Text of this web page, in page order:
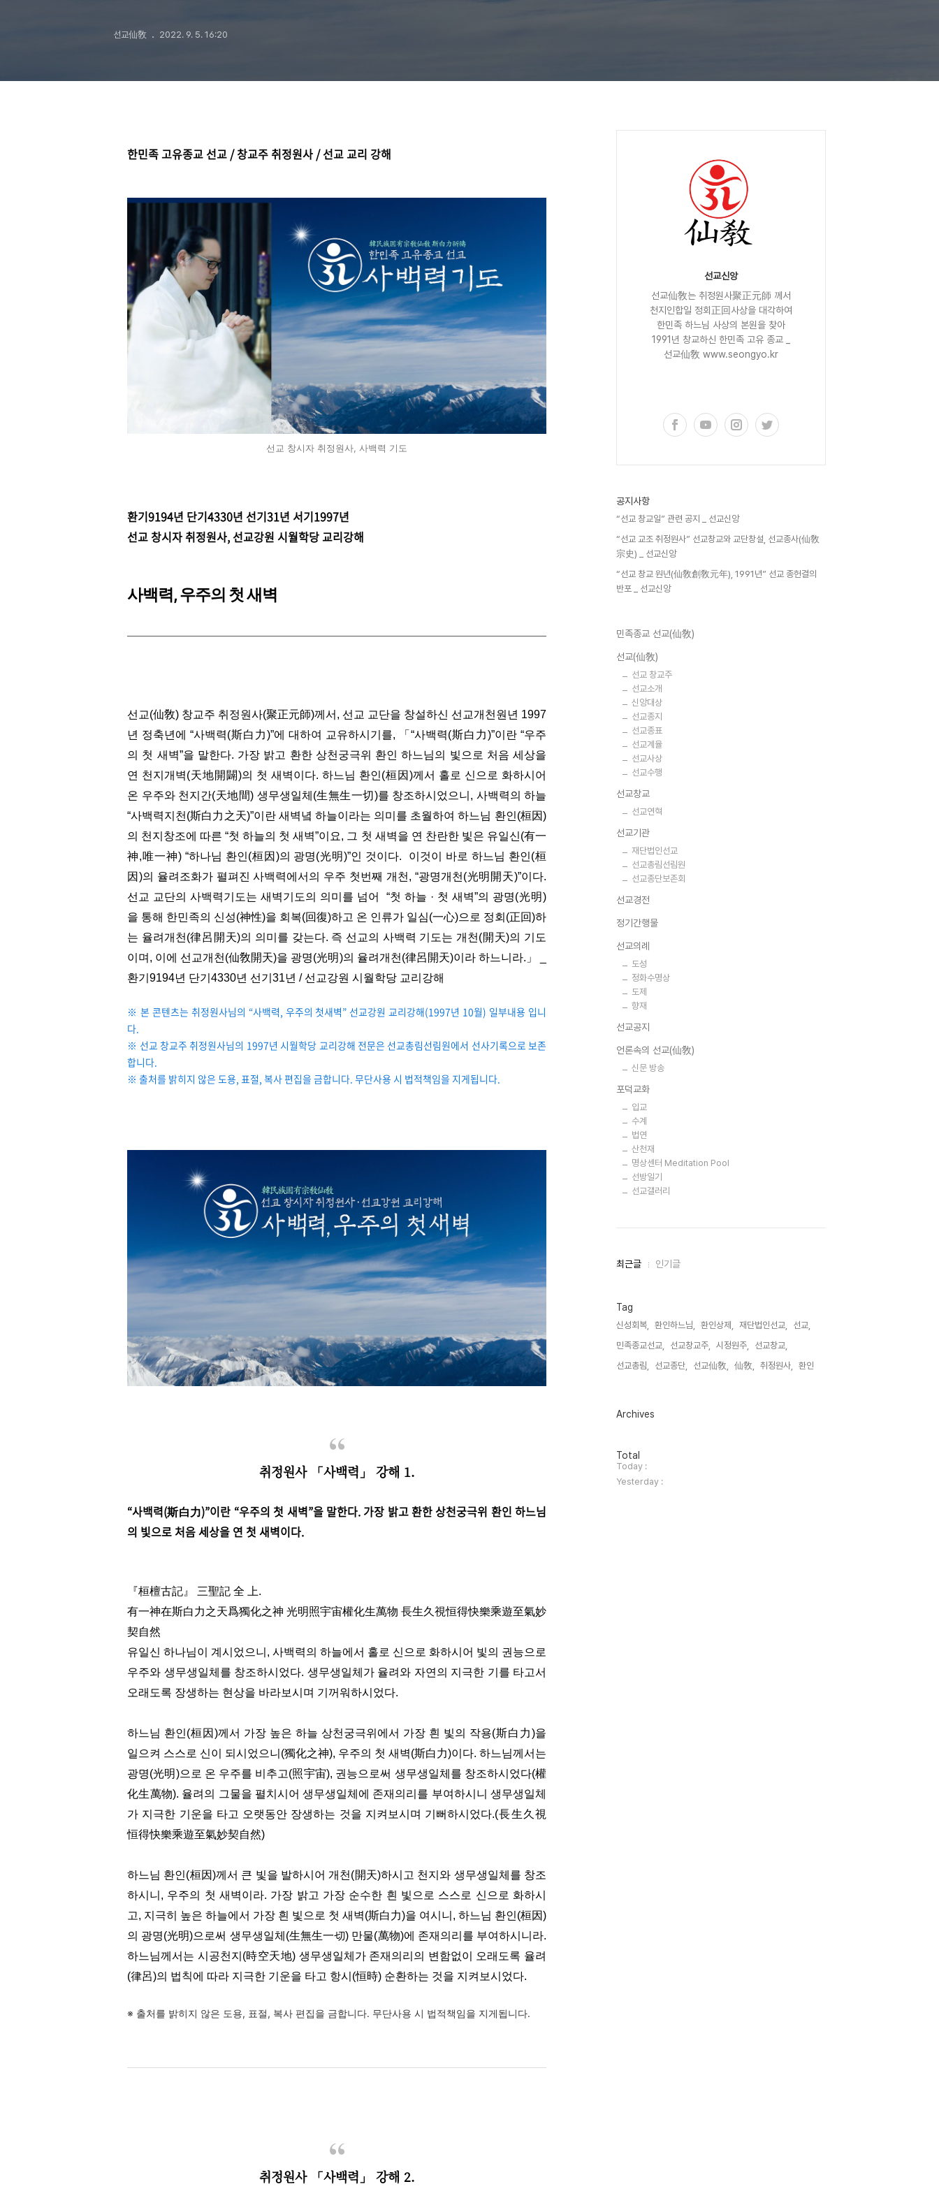
선교仙敎 2022. 9. 5. 16:20
한민족 고유종교 선교 / 창교주 취정원사 / 선교 교리 강해
선교 창시자 취정원사, 사백력 기도
환기9194년 단기4330년 선기31년 서기1997년
선교 창시자 취정원사, 선교강원 시월학당 교리강해
사백력, 우주의 첫 새벽
선교(仙敎) 창교주 취정원사(聚正元師)께서, 선교 교단을 창설하신 선교개천원년 1997
년 정축년에 “사백력(斯白力)”에 대하여 교유하시기를, 「“사백력(斯白力)”이란 “우주
의 첫 새벽”을 말한다. 가장 밝고 환한 상천궁극위 환인 하느님의 빛으로 처음 세상을
연 천지개벽(天地開闢)의 첫 새벽이다. 하느님 환인(桓因)께서 홀로 신으로 화하시어
온 우주와 천지간(天地間) 생무생일체(生無生一切)를 창조하시었으니, 사백력의 하늘
“사백력지천(斯白力之天)”이란 새벽녘 하늘이라는 의미를 초월하여 하느님 환인(桓因)
의 천지창조에 따른 “첫 하늘의 첫 새벽”이요, 그 첫 새벽을 연 찬란한 빛은 유일신(有一
神,唯一神) “하나님 환인(桓因)의 광명(光明)”인 것이다. 이것이 바로 하느님 환인(桓
因)의 율려조화가 펼펴진 사백력에서의 우주 첫번째 개천, “광명개천(光明開天)”이다.
선교 교단의 사백력기도는 새벽기도의 의미를 넘어 “첫 하늘 · 첫 새벽”의 광명(光明)
을 통해 한민족의 신성(神性)을 회복(回復)하고 온 인류가 일심(一心)으로 정회(正回)하
는 율려개천(律呂開天)의 의미를 갖는다. 즉 선교의 사백력 기도는 개천(開天)의 기도
이며, 이에 선교개천(仙敎開天)을 광명(光明)의 율려개천(律呂開天)이라 하느니라.」 _
환기9194년 단기4330년 선기31년 / 선교강원 시월학당 교리강해
※ 본 콘텐츠는 취정원사님의 “사백력, 우주의 첫새벽” 선교강원 교리강해(1997년 10월) 일부내용 입니
다.
※ 선교 창교주 취정원사님의 1997년 시월학당 교리강해 전문은 선교총림선림원에서 선사기록으로 보존
합니다.
※ 출처를 밝히지 않은 도용, 표절, 복사 편집을 금합니다. 무단사용 시 법적책임을 지게됩니다.
취정원사 「사백력」 강해 1.
“사백력(斯白力)”이란 “우주의 첫 새벽”을 말한다. 가장 밝고 환한 상천궁극위 환인 하느님
의 빛으로 처음 세상을 연 첫 새벽이다.
『桓檀古記』 三聖記 全 上.
有一神在斯白力之天爲獨化之神 光明照宇宙權化生萬物 長生久視恒得快樂乘遊至氣妙
契自然
유일신 하나님이 계시었으니, 사백력의 하늘에서 홀로 신으로 화하시어 빛의 권능으로
우주와 생무생일체를 창조하시었다. 생무생일체가 율려와 자연의 지극한 기를 타고서
오래도록 장생하는 현상을 바라보시며 기꺼워하시었다.
하느님 환인(桓因)께서 가장 높은 하늘 상천궁극위에서 가장 흰 빛의 작용(斯白力)을
일으켜 스스로 신이 되시었으니(獨化之神), 우주의 첫 새벽(斯白力)이다. 하느님께서는
광명(光明)으로 온 우주를 비추고(照宇宙), 권능으로써 생무생일체를 창조하시었다(權
化生萬物). 율려의 그물을 펼치시어 생무생일체에 존재의리를 부여하시니 생무생일체
가 지극한 기운을 타고 오랫동안 장생하는 것을 지켜보시며 기뻐하시었다.(長生久視
恒得快樂乘遊至氣妙契自然)
하느님 환인(桓因)께서 큰 빛을 발하시어 개천(開天)하시고 천지와 생무생일체를 창조
하시니, 우주의 첫 새벽이라. 가장 밝고 가장 순수한 흰 빛으로 스스로 신으로 화하시
고, 지극히 높은 하늘에서 가장 흰 빛으로 첫 새벽(斯白力)을 여시니, 하느님 환인(桓因)
의 광명(光明)으로써 생무생일체(生無生一切) 만물(萬物)에 존재의리를 부여하시니라.
하느님께서는 시공천지(時空天地) 생무생일체가 존재의리의 변함없이 오래도록 율려
(律呂)의 법칙에 따라 지극한 기운을 타고 항시(恒時) 순환하는 것을 지켜보시었다.
※ 출처를 밝히지 않은 도용, 표절, 복사 편집을 금합니다. 무단사용 시 법적책임을 지게됩니다.
취정원사 「사백력」 강해 2.
선교신앙
선교仙敎는 취정원사聚正元師 께서
천지인합일 정회正回사상을 대각하여
한민족 하느님 사상의 본원을 찾아
1991년 창교하신 한민족 고유 종교 _
선교仙敎 www.seongyo.kr
공지사항
“선교 창교일” 관련 공지 _ 선교신앙
“선교 교조 취정원사” 선교창교와 교단창설, 선교종사(仙敎
宗史) _ 선교신앙
“선교 창교 원년(仙敎創敎元年), 1991년” 선교 종헌결의
반포 _ 선교신앙
민족종교 선교(仙敎)
선교(仙敎)
선교 창교주
선교소개
신앙대상
선교종지
선교종표
선교계율
선교사상
선교수행
선교창교
선교연혁
선교기관
재단법인선교
선교총림선림원
선교종단보존회
선교경전
정기간행물
선교의례
도성
정화수명상
도제
향재
선교공지
언론속의 선교(仙敎)
신문 방송
포덕교화
입교
수계
법연
산천재
명상센터 Meditation Pool
선방일기
선교갤러리
최
인
글
최근글 인기글
Tag
신성회복, 환인하느님, 환인상제, 재단법인선교,
선교,
민족종교선교,
선교창교주, 시정원주,
선교창교,
선교총림,
선교종단, 선교仙敎, 仙敎, 취정원사, 환인,
Archives
방
문
자
수
Total
Today :
Yesterday :